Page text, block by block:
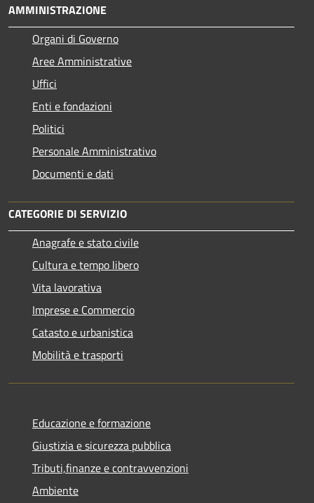
AMMINISTRAZIONE
Organi di Governo
Aree Amministrative
Uffici
Enti e fondazioni
Politici
Personale Amministrativo
Documenti e dati
CATEGORIE DI SERVIZIO
Anagrafe e stato civile
Cultura e tempo libero
Vita lavorativa
Imprese e Commercio
Catasto e urbanistica
Mobilità e trasporti
Educazione e formazione
Giustizia e sicurezza pubblica
Tributi,finanze e contravvenzioni
Ambiente